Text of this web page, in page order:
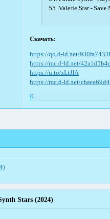
55. Valerie Star - Save
Скачать:
https://qo.d-ld.net/
https://mc.d-ld.net/
https://u.to/zLtJIA
https://mc.d-ld.net/
0
Stars (2024)